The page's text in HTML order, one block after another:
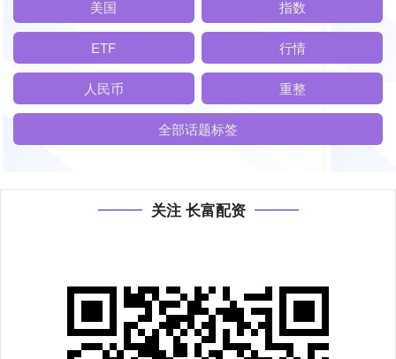
美国 指数
ETF 行情
人民币 重整
全部话题标签
关注 长富配资